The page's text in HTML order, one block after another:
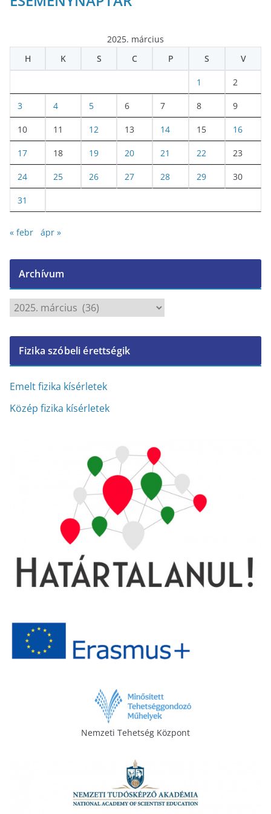
2025. március
H
K S C P S V
1 2
3 4 5 6 7 8 9
10 11 12 13 14 15 16
17 18 19 20 21 22 23
24 25 26 27 28 29 30
31
« febr ápr »
Archívum
c
í
v
m
Fizika szóbeli érettségik
Emelt fizika kísérletek
Közép fizika kísérletek
Nemzeti Tehetség Központ